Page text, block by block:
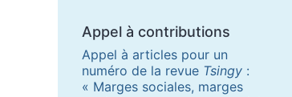
Appel à contributions
Appel à articles pour un
numéro de la revue Tsingy :
« Marges sociales, marges